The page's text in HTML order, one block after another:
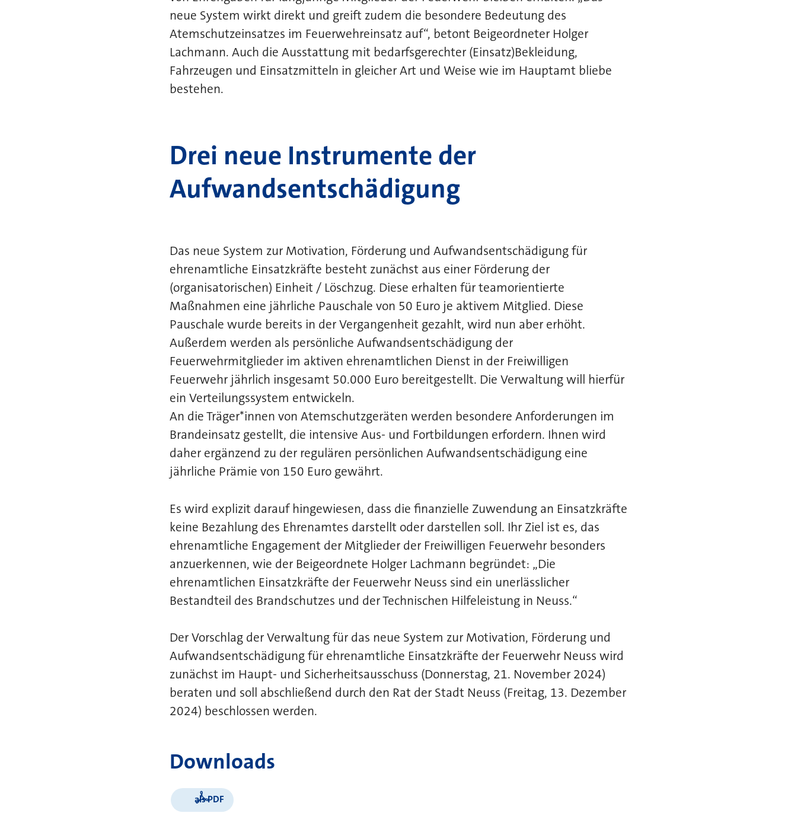
neue System wirkt direkt und greift zudem die besondere Bedeutung des
Atemschutzeinsatzes im Feuerwehreinsatz auf“, betont Beigeordneter Holger
Lachmann. Auch die Ausstattung mit bedarfsgerechter (Einsatz)Bekleidung,
Fahrzeugen und Einsatzmitteln in gleicher Art und Weise wie im Hauptamt bliebe
bestehen.
Drei neue Instrumente der
Aufwandsentschädigung
Das neue System zur Motivation, Förderung und Aufwandsentschädigung für
ehrenamtliche Einsatzkräfte besteht zunächst aus einer Förderung der
(organisatorischen) Einheit / Löschzug. Diese erhalten für teamorientierte
Maßnahmen eine jährliche Pauschale von 50 Euro je aktivem Mitglied. Diese
Pauschale wurde bereits in der Vergangenheit gezahlt, wird nun aber erhöht.
Außerdem werden als persönliche Aufwandsentschädigung der
Feuerwehrmitglieder im aktiven ehrenamtlichen Dienst in der Freiwilligen
Feuerwehr jährlich insgesamt 50.000 Euro bereitgestellt. Die Verwaltung will hierfür
ein Verteilungssystem entwickeln.
An die Träger*innen von Atemschutzgeräten werden besondere Anforderungen im
Brandeinsatz gestellt, die intensive Aus- und Fortbildungen erfordern. Ihnen wird
daher ergänzend zu der regulären persönlichen Aufwandsentschädigung eine
jährliche Prämie von 150 Euro gewährt.
Es wird explizit darauf hingewiesen, dass die finanzielle Zuwendung an Einsatzkräfte
keine Bezahlung des Ehrenamtes darstellt oder darstellen soll. Ihr Ziel ist es, das
ehrenamtliche Engagement der Mitglieder der Freiwilligen Feuerwehr besonders
anzuerkennen, wie der Beigeordnete Holger Lachmann begründet: „Die
ehrenamtlichen Einsatzkräfte der Feuerwehr Neuss sind ein unerlässlicher
Bestandteil des Brandschutzes und der Technischen Hilfeleistung in Neuss.“
Der Vorschlag der Verwaltung für das neue System zur Motivation, Förderung und
Aufwandsentschädigung für ehrenamtliche Einsatzkräfte der Feuerwehr Neuss wird
zunächst im Haupt- und Sicherheitsausschuss (Donnerstag, 21. November 2024)
beraten und soll abschließend durch den Rat der Stadt Neuss (Freitag, 13. Dezember
2024) beschlossen werden.
Downloads
als PDF